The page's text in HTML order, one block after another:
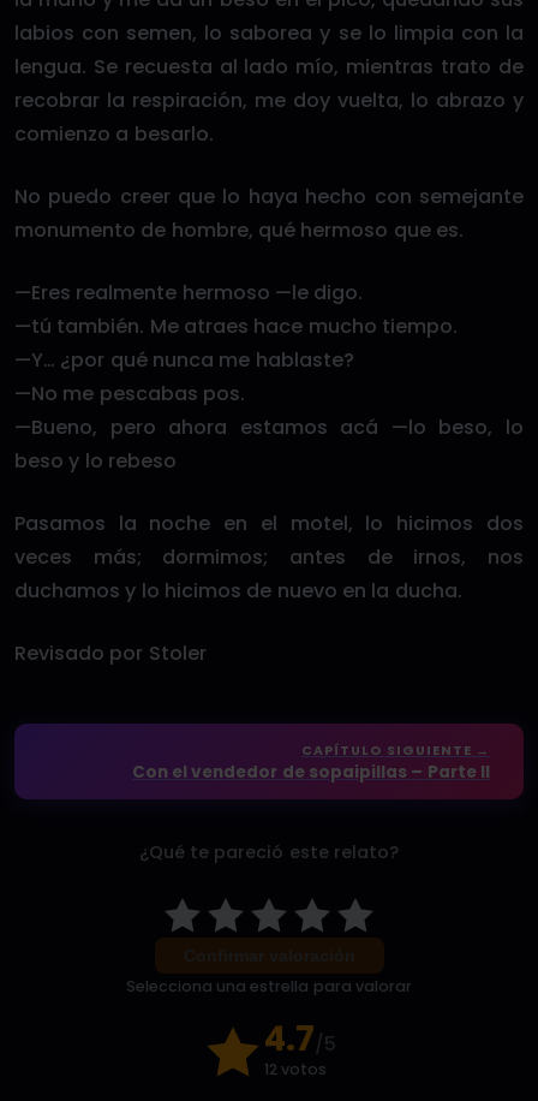
labios con semen, lo saborea y se lo limpia con la
lengua. Se recuesta al lado mío, mientras trato de
recobrar la respiración, me doy vuelta, lo abrazo y
comienzo a besarlo.
No puedo creer que lo haya hecho con semejante
monumento de hombre, qué hermoso que es.
—Eres realmente hermoso —le digo.
—tú también. Me atraes hace mucho tiempo.
—Y… ¿por qué nunca me hablaste?
—No me pescabas pos.
—Bueno, pero ahora estamos acá —lo beso, lo
beso y lo rebeso
Pasamos la noche en el motel, lo hicimos dos
veces más; dormimos; antes de irnos, nos
duchamos y lo hicimos de nuevo en la ducha.
Revisado por Stoler
CAPÍTULO SIGUIENTE →
Con el vendedor de sopaipillas – Parte II
¿Qué te pareció este relato?
Selecciona una estrella para valorar
4.7/5
12 votos